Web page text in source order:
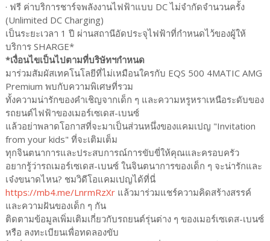
· ฟรี ค่าบริการชาร์จพลังงานไฟฟ้าแบบ DC ไม่จำกัดจำนวนครั้ง
(Unlimited DC Charging)
เป็นระยะเวลา 1 ปี ผ่านสถานีอัดประจุไฟฟ้าที่กำหนดไว้ของผู้ให้
บริการ SHARGE*
*เงื่อนไขเป็นไปตามที่บริษัทฯกำหนด
มาร่วมสัมผัสเทคโนโลยีที่ไม่เหมือนใครกับ EQS 500 4MATIC AMG
Premium พบกับความพิเศษที่รวม
ทั้งความน่ารักของคำเชิญจากเด็ก ๆ และความหรูหราเหนือระดับของ
รถยนต์ไฟฟ้าของเมอร์เซเดส-เบนซ์
แล้วอย่าพลาดโอกาสที่จะมาเป็นส่วนหนึ่งของแคมเปญ "Invitation
from your kids" ที่จะเติมเต็ม
ทุกจินตนาการและประสบการณ์การขับขี่ให้คุณและครอบครัว
อยากรู้ว่ารถเมอร์เซเดส-เบนซ์ ในจินตนาการของเด็ก ๆ จะน่ารักและ
เจ๋งขนาดไหน? ชมวิดีโอแคมเปญได้ที่นี่
https://mb4.me/LnrmRzXrแล้วมาร่วมแชร์ความคิดสร้างสรรค์
และความฝันของเด็ก ๆ กัน
ติดตามข้อมูลเพิ่มเติมเกี่ยวกับรถยนต์รุ่นต่าง ๆ ของเมอร์เซเดส-เบนซ์
หรือ ลงทะเบียนเพื่อทดลองขับ